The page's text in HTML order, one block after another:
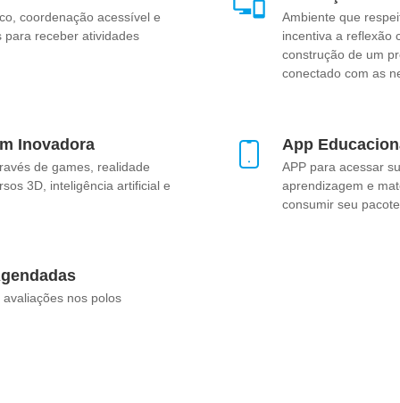
coordenação acessível e
para receber atividades
Ambiente que
incentiva a reflexão
construção de um
conectado com as
Inovadora
de games, realidade
3D, inteligência artificial e
App
APP para acessar
aprendizagem e
consumir seu
nos polos